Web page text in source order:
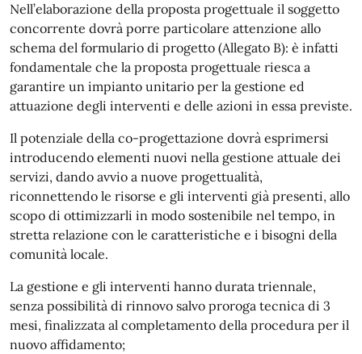
Nell’elaborazione della proposta progettuale il soggetto
concorrente dovrà porre particolare attenzione allo
schema del formulario di progetto (Allegato B): è infatti
fondamentale che la proposta progettuale riesca a
garantire un impianto unitario per la gestione ed
attuazione degli interventi e delle azioni in essa previste.
Il potenziale della co-progettazione dovrà esprimersi
introducendo elementi nuovi nella gestione attuale dei
servizi, dando avvio a nuove progettualità,
riconnettendo le risorse e gli interventi già presenti, allo
scopo di ottimizzarli in modo sostenibile nel tempo, in
stretta relazione con le caratteristiche e i bisogni della
comunità locale.
La gestione e gli interventi hanno durata triennale,
senza possibilità di rinnovo salvo proroga tecnica di 3
mesi, finalizzata al completamento della procedura per il
nuovo affidamento;